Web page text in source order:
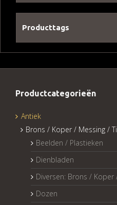
Producttags
Productcategorieën
Antiek
Brons / Koper / Messing /
Beelden / Plastieken
Dienbladen
Diversen: Brons / Koper
Dozen